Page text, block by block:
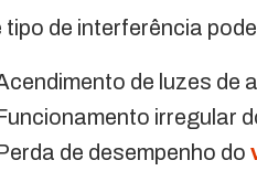
tipo de interferência
de luzes de
irregular
de desempenho do